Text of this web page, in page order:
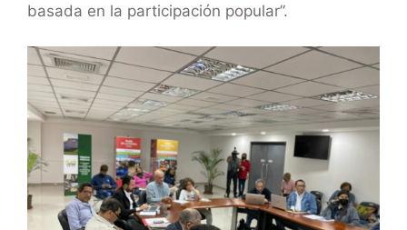
basada en la participación popular”.